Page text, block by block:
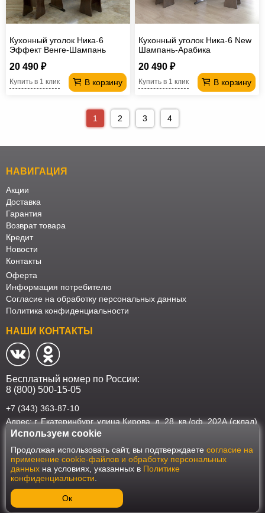
Кухонный уголок Ника-6
Эффект Венге-Шампань
20 490 ₽
В корзину
Купить в 1 клик
Кухонный уголок Ника-6 New
Шампань-Арабика
20 490 ₽
В корзину
Купить в 1 клик
1 2 3 4
НАВИГАЦИЯ
Акции
Доставка
Гарантия
Возврат товара
Кредит
Новости
Контакты
Оферта
Информация потребителю
Согласие на обработку персональных данных
Политика конфиденциальности
НАШИ КОНТАКТЫ
Бесплатный номер по России:
8 (800) 500-15-05
+7 (343) 363-87-10
Адрес: г. Екатеринбург, улица Кирова, д. 28, кв./оф. 202А (склад)
Наш интернет-магазин работает в соответствии с требованиями
Федерального закона от 27 июля 2006 года №152-ФЗ "О персональных
данных". Оформить заказ на сайте Мебеласка возможно только при
наличии согласия на обработку Ваших персональных данных. Для
улучшения работы сайта и его взаимодействия с пользователями мы
используем файлы cookie. Продолжая пользоваться сайтом, вы
соглашаетесь с использованием cookie.
Используем cookie
Продолжая использовать сайт, вы подтверждаете согласие на
применение cookie-файлов и обработку персональных
данных на условиях, указанных в Политике
конфиденциальности
Ок